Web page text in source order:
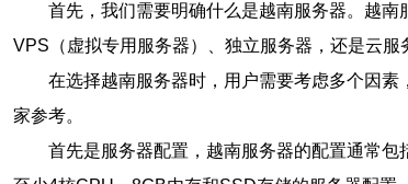
首先，我们需要明确什么是越南服务器。越
VPS（虚拟专用服务器）、独立服务器，还是云服
在选择越南服务器时，用户需要考虑多个因
家参考。
首先是服务器配置，越南服务器的配置通常